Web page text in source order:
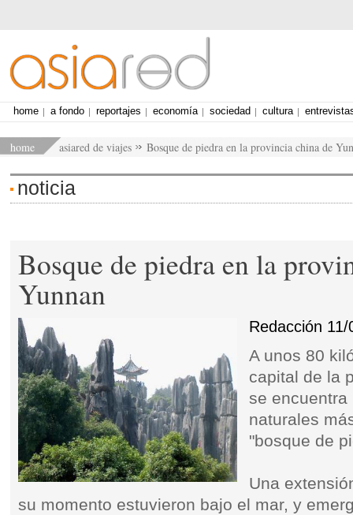
home asiared de viajes Bosque de piedra en la provincia china de
home a fondo reportajes economía sociedad cultura
noticia
Bosque de piedra en la
Yunnan
Redacción 11/
A unos 80
capital de la
se
naturales
"bosque de
Una
su momento estuvieron bajo el mar, y